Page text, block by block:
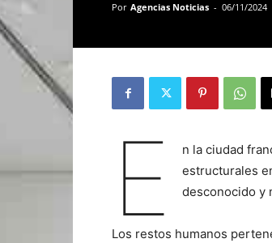
Por Agencias Noticias - 06/11/2024
E
n la ciudad
estructurales
desconocido y
Los restos humanos